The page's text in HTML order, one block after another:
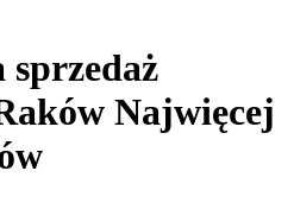
sprzedaż
Najwięcej